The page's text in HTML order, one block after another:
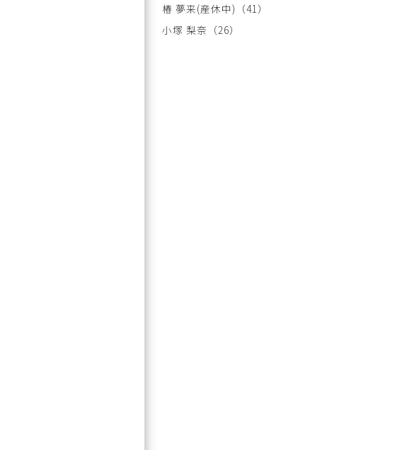
椿 夢来(産休中) （41）
小塚 梨奈 （26）